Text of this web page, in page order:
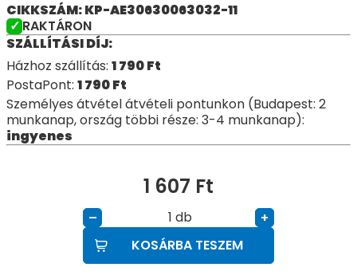
CIKKSZÁM: KP-AE30630063032-11
RAKTÁRON
SZÁLLÍTÁSI DÍJ:
Házhoz szállítás: 1 790Ft
PostaPont: 1 790Ft
Személyes átvétel átvételi pontunkon (Budapest: 2
munkanap, ország többi része: 3-4 munkanap):
ingyenes
1 607 Ft
– db
+
KOSÁRBA TESZEM